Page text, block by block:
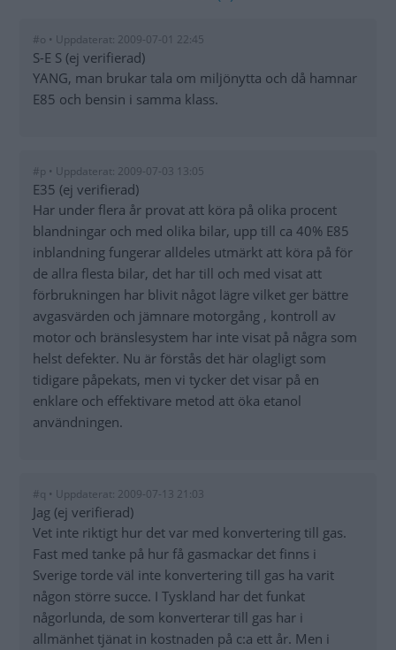
#o • Uppdaterat: 2009-07-01 22:45
S-E S (ej verifierad)
YANG, man brukar tala om miljönytta och då hamnar
E85 och bensin i samma klass.
#p • Uppdaterat: 2009-07-03 13:05
E35 (ej verifierad)
Har under flera år provat att köra på olika procent
blandningar och med olika bilar, upp till ca 40% E85
inblandning fungerar alldeles utmärkt att köra på för
de allra flesta bilar, det har till och med visat att
förbrukningen har blivit något lägre vilket ger bättre
avgasvärden och jämnare motorgång , kontroll av
motor och bränslesystem har inte visat på några som
helst defekter. Nu är förstås det här olagligt som
tidigare påpekats, men vi tycker det visar på en
enklare och effektivare metod att öka etanol
användningen.
#q • Uppdaterat: 2009-07-13 21:03
Jag (ej verifierad)
Vet inte riktigt hur det var med konvertering till gas.
Fast med tanke på hur få gasmackar det finns i
Sverige torde väl inte konvertering till gas ha varit
någon större succe. I Tyskland har det funkat
någorlunda, de som konverterar till gas har i
allmänhet tjänat in kostnaden på c:a ett år. Men i